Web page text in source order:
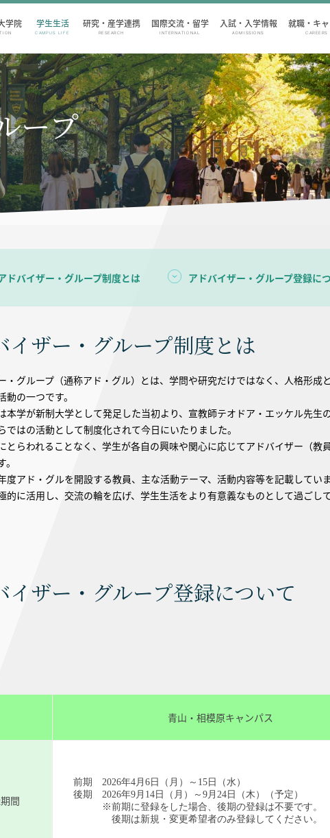
学院 学生生活
CAMPUS LIFE
研究・産学連携
RESEARCH
国際交流・留学
INTERNATIONAL
入試・入学情報
ADMISSIONS
就職・キ
CAREERS
ープ
ドバイザー・グループ制度とは アドバイザー・グループ登録に
イザー・グループ制度とは
・グループ（通称アド・グル）とは、学問や研究だけではなく、人格形成
動の一つです。
本学が新制大学として発足した当初より、宣教師テオドア・エッケル先生
ではの活動として制度化されて今日にいたりました。
とらわれることなく、学生が各自の興味や関心に応じてアドバイザー（
度アド・グルを開設する教員、主な活動テーマ、活動内容等を記載してい
的に活用し、交流の輪を広げ、学生生活をより有意義なものとして過ご
イザー・グループ登録について
青山・相模原キャンパス
間
前期 2026年4月6日（月）～ 15 日（水）
後期 2026年9月14日（月）～9月24日（木）（予定）
※前期に登録をした場合、後期の登録は不要です。
後期は新規・変更希望者のみ登録してください。